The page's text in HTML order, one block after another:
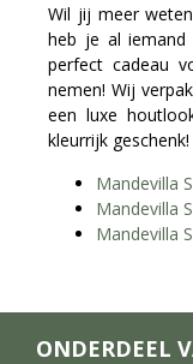
Wil jij meer
heb je al iemand
perfect cadeau
nemen! Wij
een luxe
kleurrijk geschenk!
Mandevilla
Mandevilla
Mandevilla
ONDERDEEL